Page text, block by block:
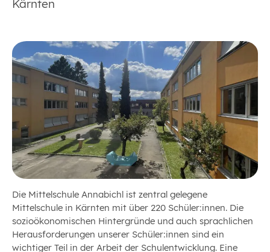
Kärnten
Die Mittelschule Annabichl ist zentral gelegene
Mittelschule in Kärnten mit über 220 Schüler:innen. Die
sozioökonomischen Hintergründe und auch sprachlichen
Herausforderungen unserer Schüler:innen sind ein
wichtiger Teil in der Arbeit der Schulentwicklung. Eine